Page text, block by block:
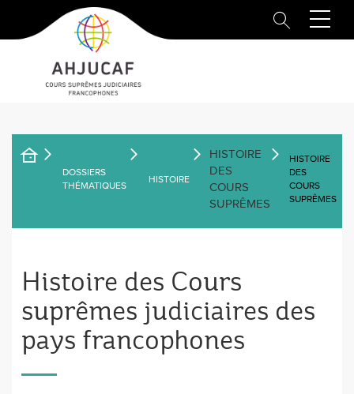
principal
DOSSIERS
THÉMATIQUES
HISTOIRE
HISTOIRE
DES
COURS
SUPRÊMES
HISTOIRE
DES
COURS
SUPRÊMES
Histoire des Cours
suprêmes judiciaires des
pays francophones